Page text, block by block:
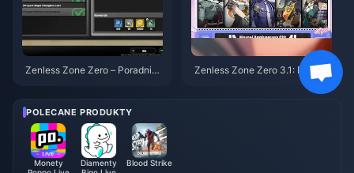
Zenless Zone Zero – Poradnik
Zenless Zone Zero 3.1: Poradni
k wyboru darmowego agenta |
POLECANE PRODUKTY
Monety
Diamenty
Blood Strike